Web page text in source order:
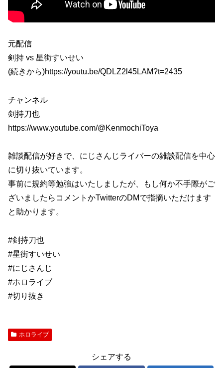
元配信
剣持 vs 星街すいせい
(続きから)https://youtu.be/QDLZ2l45LAM?t=2435
チャンネル
剣持刀也
https://www.youtube.com/@KenmochiToya
雑談配信が好きで、にじさんじライバーの雑談配信を中心
に切り抜いています。
事前に規約等勉強はいたしましたが、もし何か不手際がご
ざいましたらコメントかTwitterのDMで指摘いただけます
と助かります。
#剣持刀也
#星街すいせい
#にじさんじ
#ホロライブ
#切り抜き
ホロライブ
シェアする